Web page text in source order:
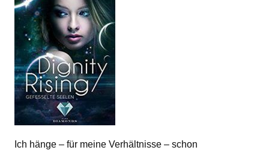
Ich hänge – für meine Verhältnisse – schon